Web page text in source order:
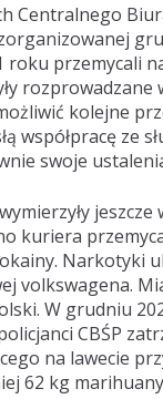
Centralnego
roku przemycali
rozprowadzane
kolejne
współpracę ze
swoje
jeszcze
kuriera
Narkotyki
volkswagena.
W grudniu
CBŚP
na lawecie
62 kg